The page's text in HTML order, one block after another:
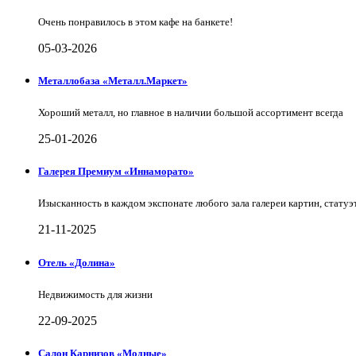
Очень понравилось в этом кафе на банкете!
05-03-2026
Металлобаза «Металл.Маркет»
Хороший металл, но главное в наличии большой ассортимент всегда
25-01-2026
Галерея Премиум «Иннаморато»
Изысканность в каждом экспонате любого зала галереи картин,
21-11-2025
Отель «Долина»
Недвижимость для жизни
22-09-2025
Салон Карнизов «Модные»